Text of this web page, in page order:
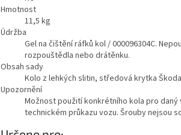
Hmotnost
11,5 kg
Údržba
Gel na čištění ráfků kol / 000096304C.
rozpouštědla nebo drátěnku.
Obsah sady
Kolo z lehkých slitin, středová krytka
Upozornění
Možnost použití konkrétního kola pro
technickém průkazu vozu. Šrouby nejsou